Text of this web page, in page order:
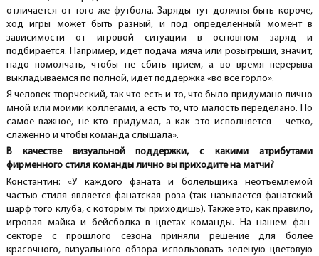
отличается от того же футбола. Заряды тут должны быть короче,
ход игры может быть разный, и под определенный момент в
зависимости от игровой ситуации в основном заряд и
подбирается. Например, идет подача мяча или розыгрыши, значит,
надо помолчать, чтобы не сбить прием, а во время перерыва
выкладываемся по полной, идет поддержка «во все горло».
Я человек творческий, так что есть и то, что было придумано лично
мной или моими коллегами, а есть то, что малость переделано. Но
самое важное, не кто придумал, а как это исполняется – четко,
слаженно и чтобы команда слышала».
В качестве визуальной поддержки, с какими атрибутами
фирменного стиля команды лично вы приходите на матчи?
Константин: «У каждого фаната и болельщика неотъемлемой
частью стиля является фанатская роза (так называется фанатский
шарф того клуба, с которым ты приходишь). Также это, как правило,
игровая майка и бейсболка в цветах команды. На нашем фан-
секторе с прошлого сезона приняли решение для более
красочного, визуального обзора использовать зеленую цветовую